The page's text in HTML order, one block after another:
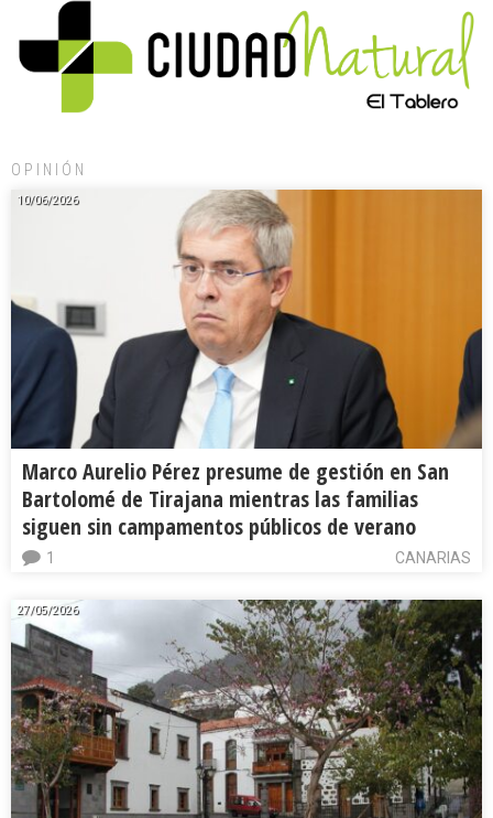
OPINIÓN
10/06/2026
Marco Aurelio Pérez presume de gestión en San
Bartolomé de Tirajana mientras las familias
siguen sin campamentos públicos de verano
CANARIAS
1
27/05/2026